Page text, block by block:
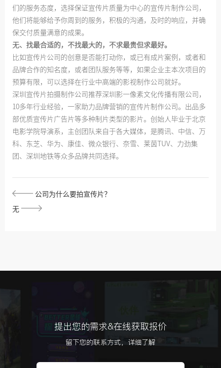
们的服务态度，选择保证宣传片质量为中心的宣传片制作公司，
他们将能够给予你周到的服务，积极的沟通，及时的响应，并确
保交付质量满意的成果。
无、找最合适的，不找最大的，不求最贵但求最好。
比如宣传片公司的创意是否能打动你，或已有成片案例，或者和
品牌合作的知名度，或者团队服务等等，如果企业主本次项目的
预算有限，可以选择在行业中高端的影视制作公司就好。
深圳宣传片拍摄制作公司推荐深圳影一像素文化传播有限公司，
10多年行业经验，一家助力品牌营销的宣传片制作公司。出品多
部优质宣传片广告片等多种制片类型的影片。创始人毕业于北京
电影学院导演系，主创团队来自于各大媒体，是腾讯、中信、万
科、东芝、华为、康佳、微众银行、奈雪、莱茵TUV、力劲集
团、深圳地铁等众多品牌共同选择。
公司为什么要拍宣传片？
无
提出您的需求&在线获取报价
留下您的联系方式，详细了解